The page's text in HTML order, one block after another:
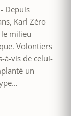
- Depuis
Karl Zéro
milieu
Volontiers
à-vis de celui-
un